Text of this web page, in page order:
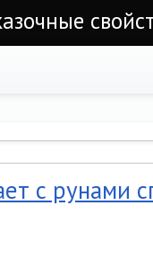
с рунами